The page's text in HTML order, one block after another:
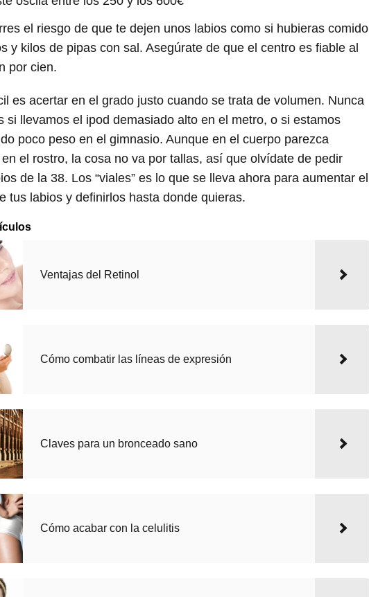
el riesgo de que te dejen unos labios como si hubieras comido
y kilos de pipas con sal. Asegúrate de que el centro es fiable al
por cien.
es acertar en el grado justo cuando se trata de volumen. Nunca
si llevamos el ipod demasiado alto en el metro, o si estamos
poco peso en el gimnasio. Aunque en el cuerpo parezca
el rostro, la cosa no va por tallas, así que olvídate de pedir
de la 38. Los “viales” es lo que se lleva ahora para aumentar el
tus labios y definirlos hasta donde quieras.
Ventajas del Retinol
Cómo combatir las líneas de expresión
Claves para un bronceado sano
Cómo acabar con la celulitis